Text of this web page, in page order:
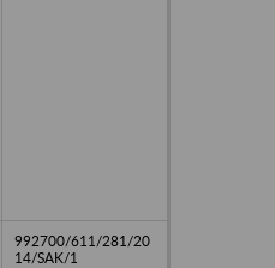
992700/611/281/20
14/SAK/1